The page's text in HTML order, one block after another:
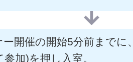
開催の開始5分前までに
加)を押し入室。